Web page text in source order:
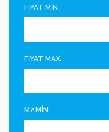
FİYAT MİN.
FİYAT MAX.
M2 MİN.